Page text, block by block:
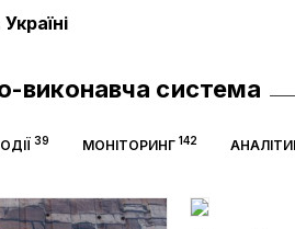
виконавча система
39 МОНІТОРИНГ142